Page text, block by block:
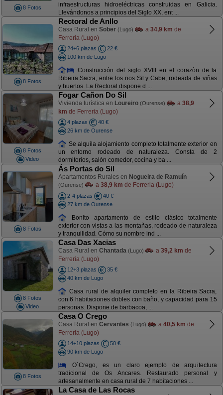
8 Fotos
infraestructuras hidroeléctricas construidas en Galicia.
Llevándonos a principios del Siglo XX, ent ...
8 Fotos
Rectoral de Anllo
Casa Rural en Sober (Lugo) a 34,9 km de
Ferreria (Lugo)
24+6 plazas
22 €
100 km de Lugo
Construcción del siglo XVlll en el corazòn de la
Ribeira Sacra, entre los rios Sil y Cabe, rodeada de viñas
y huertos. La Rectoral dispone d ...
8 Fotos
Video
Fogar Cañon Do Sil
Vivienda turística en Loureiro (Ourense) a 38,9
km de Ferreria (Lugo)
4 plazas
40 €
26 km de Ourense
Se alquila alojamiento completo totalmente exterior en
un entorno rodeado de naturaleza. Consta de 2
dormitorios, salón comedor, cocina y ba ...
8 Fotos
Ás Portas do Sil
Apartamentos Rurales en Nogueira de Ramuín
(Ourense) a 38,9 km de Ferreria (Lugo)
2-4 plazas
40 €
27 km de Ourense
Bonito apartamento de estilo clásico totalmente
exterior con vistas a las montañas, rodeado de naturaleza
y tranquilidad. Cómo su nombre ind ...
8 Fotos
Video
Casa Das Xacias
Casa Rural en Chantada (Lugo) a 39,2 km de
Ferreria (Lugo)
12+3 plazas
35 €
40 km de Lugo
Casa rural de alquiler completo en la Ribeira Sacra,
con 6 habitaciones dobles con baño, y capacidad para 15
personas. Dispone de barbacoa, ...
8 Fotos
Casa O Crego
Casa Rural en Cervantes (Lugo) a 40,5 km de
Ferreria (Lugo)
14+10 plazas
50 €
90 km de Lugo
O´Crego, es un claro ejemplo de arquitectura
tradicional de Os Ancares. Restaurado personal y
artesanalmente en casa rural de 7 habitaciones ...
La Casa de Las Rocas